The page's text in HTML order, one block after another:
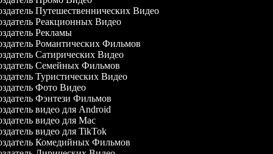
Путешественнических Видео
Реакционных Видео
Рекламы
Романтических Фильмов
Сатирических Видео
Семейных Фильмов
Туристических Видео
Фото Видео
Фэнтези Фильмов
видео для Android
видео для Mac
видео для TikTok
Комедийных Фильмов